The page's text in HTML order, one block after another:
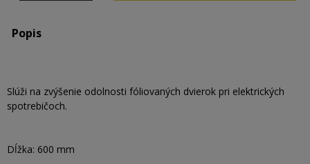
Popis
Slúži na zvýšenie odolnosti fóliovaných dvierok pri elektrických
spotrebičoch.
Dĺžka: 600 mm